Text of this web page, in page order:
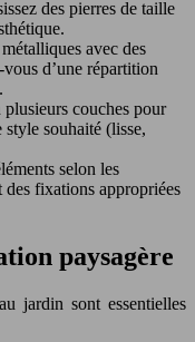
des pierres de taille
avec des
d’une répartition
couches pour
souhaité (lisse,
selon les
fixations appropriées
paysagère
jardin sont essentielles